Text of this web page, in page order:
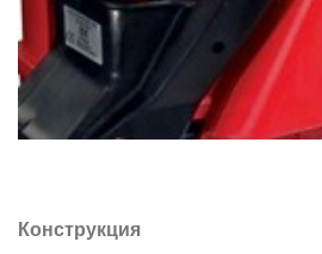
Конструкция